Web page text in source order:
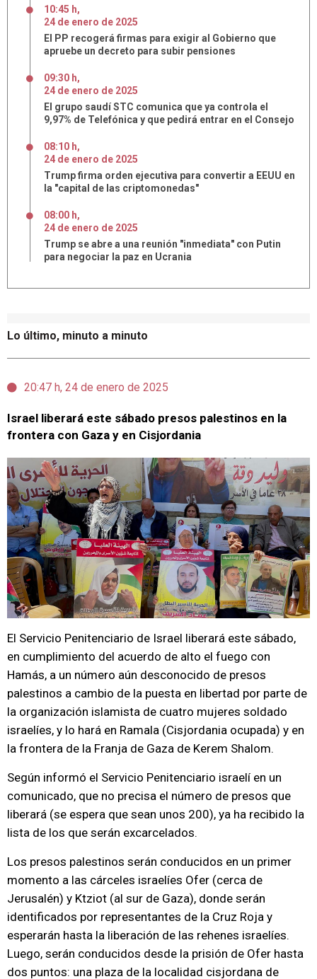
Lo último, minuto a minuto
20:47 h, 24 de enero de 2025
Israel liberará este sábado presos palestinos en la
frontera con Gaza y en Cisjordania
El Servicio Penitenciario de Israel liberará este sábado,
en cumplimiento del acuerdo de alto el fuego con
Hamás, a un número aún desconocido de presos
palestinos a cambio de la puesta en libertad por parte de
la organización islamista de cuatro mujeres soldado
israelíes, y lo hará en Ramala (Cisjordania ocupada) y en
la frontera de la Franja de Gaza de Kerem Shalom.
Según informó el Servicio Penitenciario israelí en un
comunicado, que no precisa el número de presos que
liberará (se espera que sean unos 200), ya ha recibido la
lista de los que serán excarcelados.
Los presos palestinos serán conducidos en un primer
momento a las cárceles israelíes Ofer (cerca de
Jerusalén) y Ktziot (al sur de Gaza), donde serán
identificados por representantes de la Cruz Roja y
esperarán hasta la liberación de las rehenes israelíes.
Luego, serán conducidos desde la prisión de Ofer hasta
dos puntos: una plaza de la localidad cisjordana de
10:45 h,
24 de enero de 2025
El PP recogerá firmas para exigir al Gobierno que
apruebe un decreto para subir pensiones
09:30 h,
24 de enero de 2025
El grupo saudí STC comunica que ya controla el
9,97% de Telefónica y que pedirá entrar en el Consejo
08:10 h,
24 de enero de 2025
Trump firma orden ejecutiva para convertir a EEUU en
la "capital de las criptomonedas"
08:00 h,
24 de enero de 2025
Trump se abre a una reunión "inmediata" con Putin
para negociar la paz en Ucrania